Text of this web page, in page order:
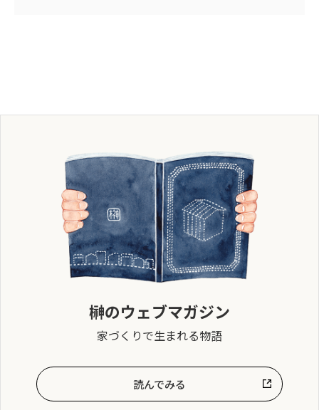
榊のウェブマガジン
家づくりで生まれる物語
読んでみる